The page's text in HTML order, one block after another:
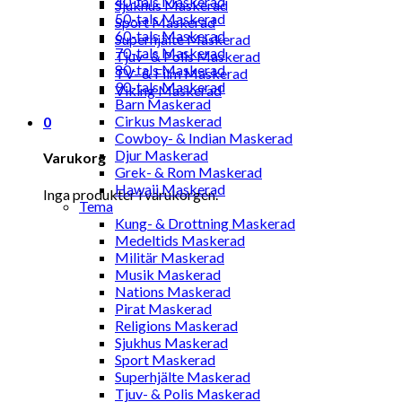
Sjukhus Maskerad
Sport Maskerad
Superhjälte Maskerad
Tjuv- & Polis Maskerad
TV- & Film Maskerad
Viking Maskerad
0
Varukorg
Inga produkter i varukorgen.
50-tals Maskerad
60-tals Maskerad
70-tals Maskerad
80-tals Maskerad
90-tals Maskerad
Barn Maskerad
Cirkus Maskerad
Cowboy- & Indian Maskerad
Djur Maskerad
Grek- & Rom Maskerad
Hawaii Maskerad
Tema
Kung- & Drottning Maskerad
Medeltids Maskerad
Militär Maskerad
Musik Maskerad
Nations Maskerad
Pirat Maskerad
Religions Maskerad
Sjukhus Maskerad
Sport Maskerad
Superhjälte Maskerad
Tjuv- & Polis Maskerad